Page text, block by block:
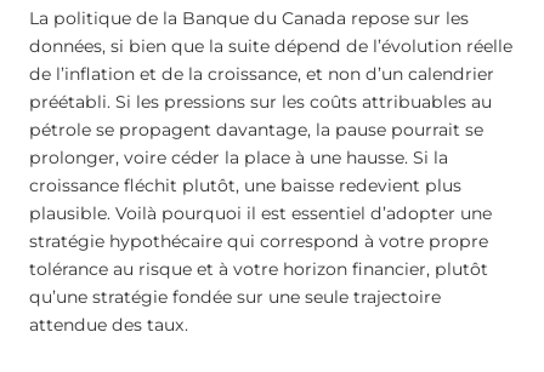
La politique de la Banque du Canada repose sur les
données, si bien que la suite dépend de l’évolution réelle
de l’inflation et de la croissance, et non d’un calendrier
préétabli. Si les pressions sur les coûts attribuables au
pétrole se propagent davantage, la pause pourrait se
prolonger, voire céder la place à une hausse. Si la
croissance fléchit plutôt, une baisse redevient plus
plausible. Voilà pourquoi il est essentiel d’adopter une
stratégie hypothécaire qui correspond à votre propre
tolérance au risque et à votre horizon financier, plutôt
qu’une stratégie fondée sur une seule trajectoire
attendue des taux.